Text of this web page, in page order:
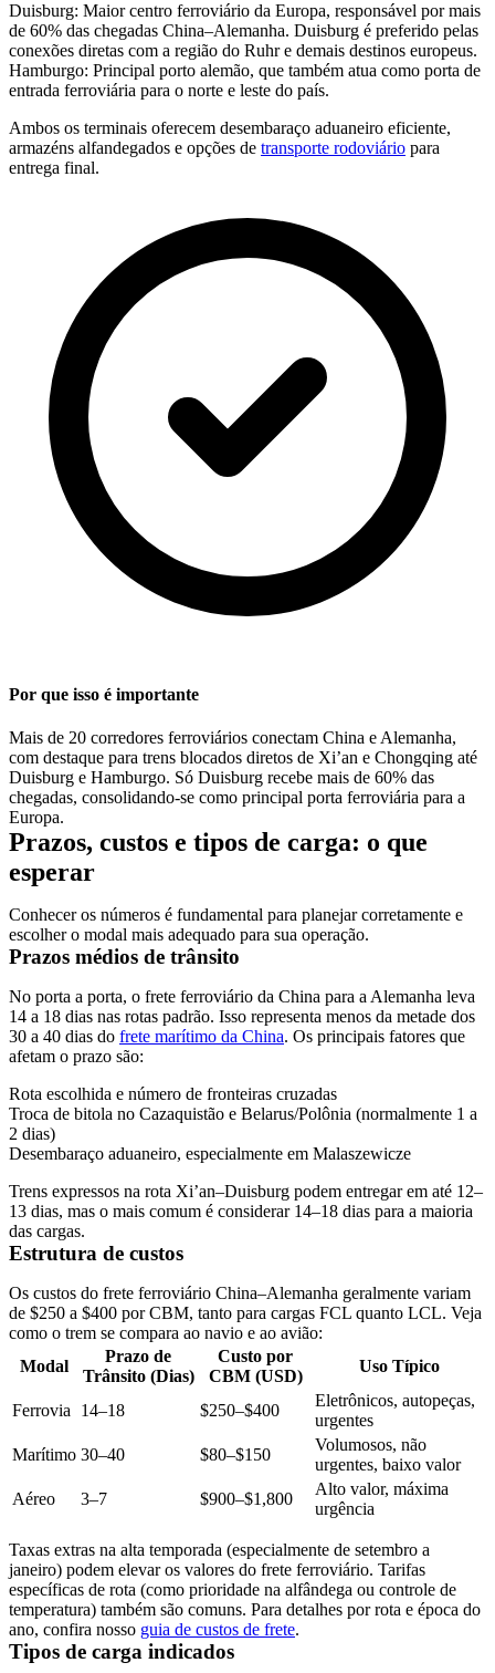
Duisburg: Maior centro ferroviário da Europa, responsável por mais
de 60% das chegadas China–Alemanha. Duisburg é preferido pelas
conexões diretas com a região do Ruhr e demais destinos europeus.
Hamburgo: Principal porto alemão, que também atua como porta de
entrada ferroviária para o norte e leste do país.
Ambos os terminais oferecem desembaraço aduaneiro eficiente,
armazéns alfandegados e opções de transporte rodoviário para
entrega final.
Por que isso é importante
Mais de 20 corredores ferroviários conectam China e Alemanha,
com destaque para trens blocados diretos de Xi’an e Chongqing até
Duisburg e Hamburgo. Só Duisburg recebe mais de 60% das
chegadas, consolidando-se como principal porta ferroviária para a
Europa.
Prazos, custos e tipos de carga: o que
esperar
Conhecer os números é fundamental para planejar corretamente e
escolher o modal mais adequado para sua operação.
Prazos médios de trânsito
No porta a porta, o frete ferroviário da China para a Alemanha leva
14 a 18 dias nas rotas padrão. Isso representa menos da metade dos
30 a 40 dias do frete marítimo da China. Os principais fatores que
afetam o prazo são:
Rota escolhida e número de fronteiras cruzadas
Troca de bitola no Cazaquistão e Belarus/Polônia (normalmente 1 a
2 dias)
Desembaraço aduaneiro, especialmente em Malaszewicze
Trens expressos na rota Xi’an–Duisburg podem entregar em até 12–
13 dias, mas o mais comum é considerar 14–18 dias para a maioria
das cargas.
Estrutura de custos
Os custos do frete ferroviário China–Alemanha geralmente variam
de $250 a $400 por CBM, tanto para cargas FCL quanto LCL. Veja
como o trem se compara ao navio e ao avião:
Modal
Prazo de
Trânsito (Dias)
Custo por
CBM (USD)
Uso Típico
Ferrovia 14–18 $250–$400
Eletrônicos, autopeças,
urgentes
Marítimo 30–40 $80–$150
Volumosos, não
urgentes, baixo valor
Aéreo
3–7 $900–$1,800
Alto valor, máxima
urgência
Taxas extras na alta temporada (especialmente de setembro a
janeiro) podem elevar os valores do frete ferroviário. Tarifas
específicas de rota (como prioridade na alfândega ou controle de
temperatura) também são comuns. Para detalhes por rota e época do
ano, confira nosso guia de custos de frete.
Tipos de carga indicados